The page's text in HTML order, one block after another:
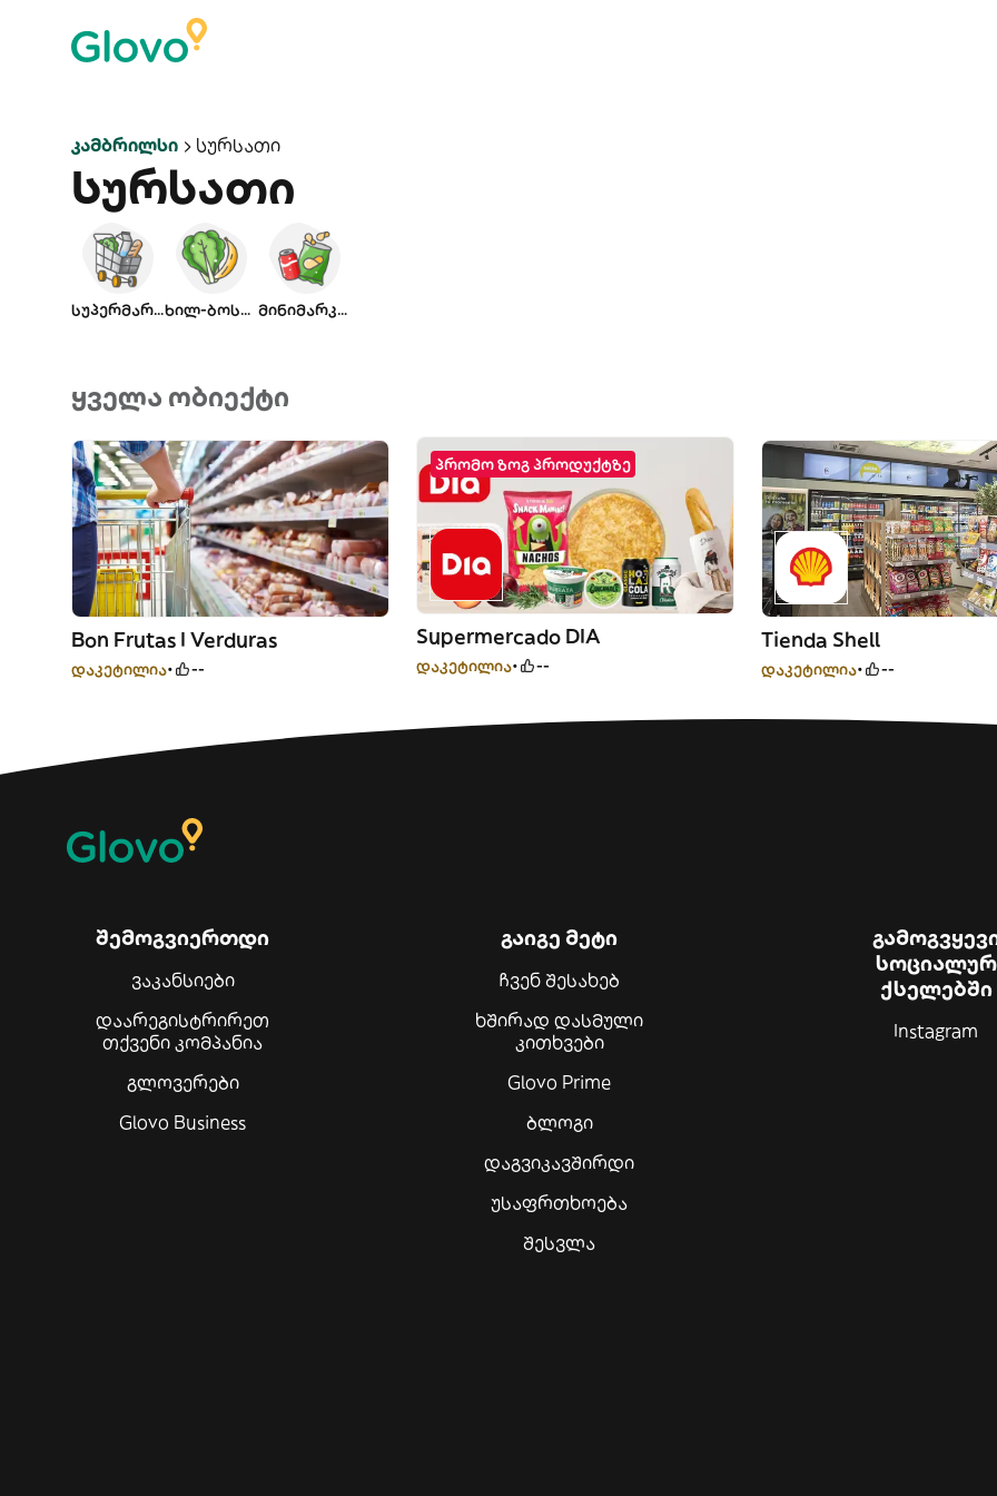
Კამბრილსი Სურსათი
Სურსათი
სუპერმარკეტი ხილ-ბოსტნ. მინიმარკეტი
ყველა ობიექტი
Bon Frutas I Verduras
დაკეტილია --
პრომო ზოგ პროდუქტზე
Supermercado DIA
დაკეტილია --
Tienda Shell
დაკეტილია --
შემოგვიერთდი
ვაკანსიები
დაარეგისტრირეთ
თქვენი კომპანია
გლოვერები
Glovo Business
გაიგე მეტი
ჩვენ შესახებ
ხშირად დასმული
კითხვები
Glovo Prime
ბლოგი
დაგვიკავშირდი
უსაფრთხოება
შესვლა
სოციალურ
ქსელებში
Instagram